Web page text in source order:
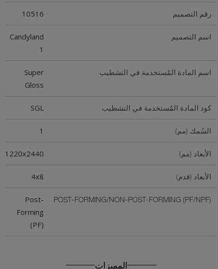
رقم التصميم 10516
اسم التصميم
Candyland
1
اسم المادة المُستخدمة في التشطيب
Super
Gloss
كود المادة المُستخدمة في التشطيب SGL
السُمك (مم) 1
الأبعاد (مم) 1220x2440
الأبعاد (قدم) 4x8
POST-FORMING/NON-POST-FORMING (PF/NPF)
Post-
Forming
(PF)
المميزات